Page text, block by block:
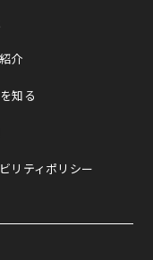
介
知る
リティポリシー